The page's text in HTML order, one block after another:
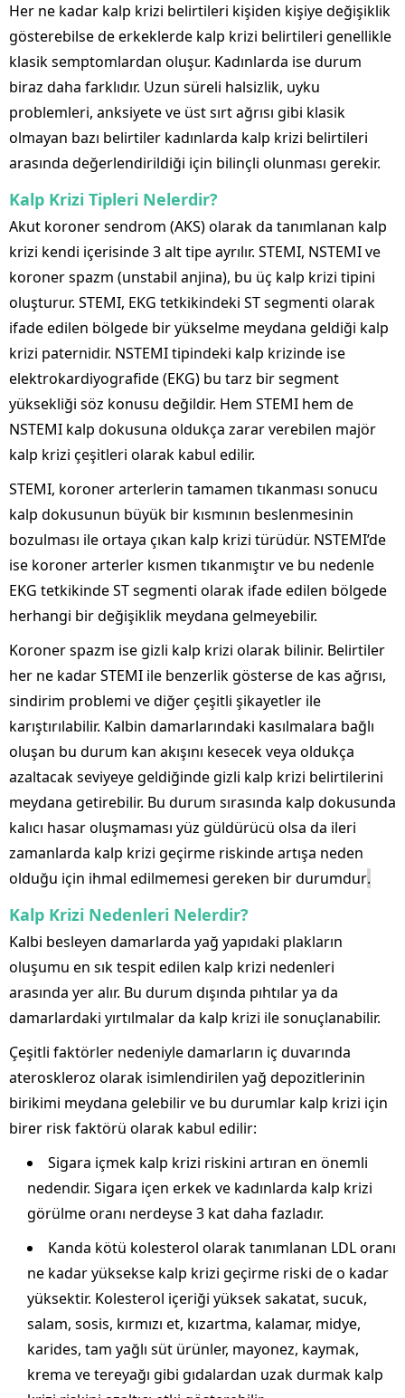
Her ne kadar kalp krizi belirtileri kişiden kişiye değişiklik
gösterebilse de erkeklerde kalp krizi belirtileri genellikle
klasik semptomlardan oluşur. Kadınlarda ise durum
biraz daha farklıdır. Uzun süreli halsizlik, uyku
problemleri, anksiyete ve üst sırt ağrısı gibi klasik
olmayan bazı belirtiler kadınlarda kalp krizi belirtileri
arasında değerlendirildiği için bilinçli olunması gerekir.
Kalp Krizi Tipleri Nelerdir?
Akut koroner sendrom (AKS) olarak da tanımlanan kalp
krizi kendi içerisinde 3 alt tipe ayrılır. STEMI, NSTEMI ve
koroner spazm (unstabil anjina), bu üç kalp krizi tipini
oluşturur. STEMI, EKG tetkikindeki ST segmenti olarak
ifade edilen bölgede bir yükselme meydana geldiği kalp
krizi paternidir. NSTEMI tipindeki kalp krizinde ise
elektrokardiyografide (EKG) bu tarz bir segment
yüksekliği söz konusu değildir. Hem STEMI hem de
NSTEMI kalp dokusuna oldukça zarar verebilen majör
kalp krizi çeşitleri olarak kabul edilir.
STEMI, koroner arterlerin tamamen tıkanması sonucu
kalp dokusunun büyük bir kısmının beslenmesinin
bozulması ile ortaya çıkan kalp krizi türüdür. NSTEMI’de
ise koroner arterler kısmen tıkanmıştır ve bu nedenle
EKG tetkikinde ST segmenti olarak ifade edilen bölgede
herhangi bir değişiklik meydana gelmeyebilir.
Koroner spazm ise gizli kalp krizi olarak bilinir. Belirtiler
her ne kadar STEMI ile benzerlik gösterse de kas ağrısı,
sindirim problemi ve diğer çeşitli şikayetler ile
karıştırılabilir. Kalbin damarlarındaki kasılmalara bağlı
oluşan bu durum kan akışını kesecek veya oldukça
azaltacak seviyeye geldiğinde gizli kalp krizi belirtilerini
meydana getirebilir. Bu durum sırasında kalp dokusunda
kalıcı hasar oluşmaması yüz güldürücü olsa da ileri
zamanlarda kalp krizi geçirme riskinde artışa neden
olduğu için ihmal edilmemesi gereken bir durumdur.
Kalp Krizi Nedenleri Nelerdir?
Kalbi besleyen damarlarda yağ yapıdaki plakların
oluşumu en sık tespit edilen kalp krizi nedenleri
arasında yer alır. Bu durum dışında pıhtılar ya da
damarlardaki yırtılmalar da kalp krizi ile sonuçlanabilir.
Çeşitli faktörler nedeniyle damarların iç duvarında
ateroskleroz olarak isimlendirilen yağ depozitlerinin
birikimi meydana gelebilir ve bu durumlar kalp krizi için
birer risk faktörü olarak kabul edilir:
Sigara içmek kalp krizi riskini artıran en önemli
nedendir. Sigara içen erkek ve kadınlarda kalp krizi
görülme oranı nerdeyse 3 kat daha fazladır.
Kanda kötü kolesterol olarak tanımlanan LDL oranı
ne kadar yüksekse kalp krizi geçirme riski de o kadar
yüksektir. Kolesterol içeriği yüksek sakatat, sucuk,
salam, sosis, kırmızı et, kızartma, kalamar, midye,
karides, tam yağlı süt ürünler, mayonez, kaymak,
krema ve tereyağı gibi gıdalardan uzak durmak kalp